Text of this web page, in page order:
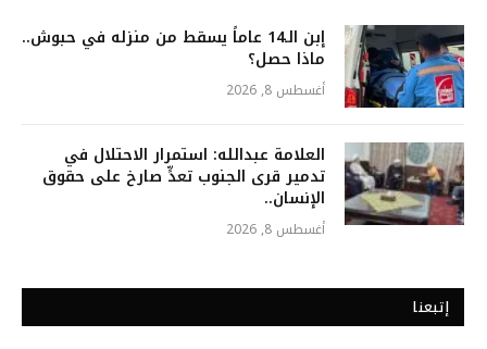
إبن الـ14 عاماً يسقط من منزله في حبوش..
ماذا حصل؟
أغسطس 8, 2026
العلامة عبدالله: استمرار الاحتلال في
تدمير قرى الجنوب تعدٍّ صارخ على حقوق
الإنسان..
أغسطس 8, 2026
إتبعنا